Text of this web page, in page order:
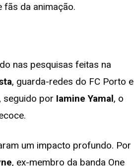
fãs da animação.
nas pesquisas feitas na
, guarda-redes do FC Porto e
seguido por Iamine Yamal, o
um impacto profundo. Por
, ex-membro da banda One